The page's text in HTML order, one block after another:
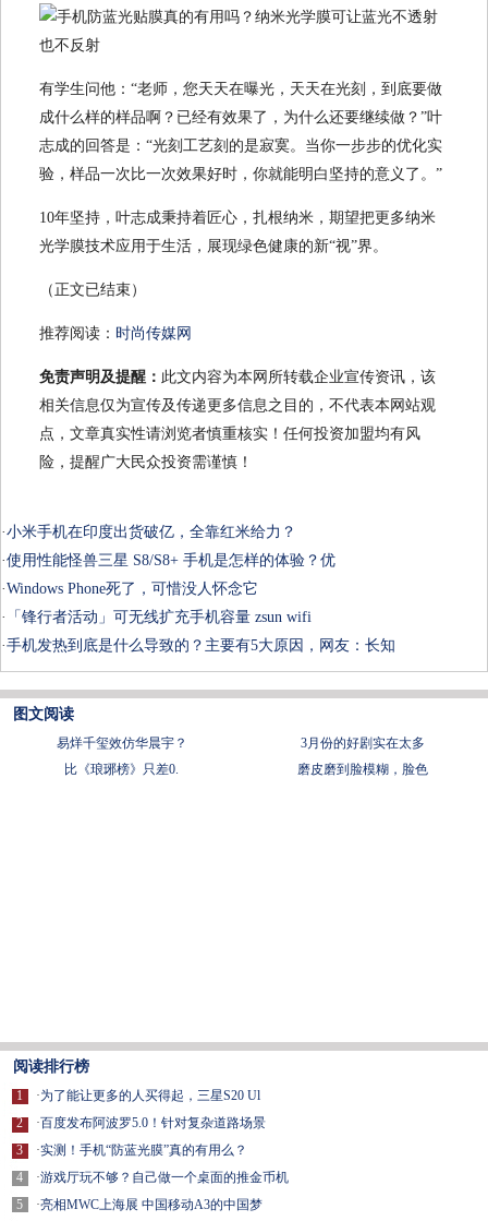
有学生问他：“老师，您天天在曝光，天天在光刻，到底要做
成什么样的样品啊？已经有效果了，为什么还要继续做？”叶
志成的回答是：“光刻工艺刻的是寂寞。当你一步步的优化实
验，样品一次比一次效果好时，你就能明白坚持的意义了。”
10年坚持，叶志成秉持着匠心，扎根纳米，期望把更多纳米
光学膜技术应用于生活，展现绿色健康的新“视”界。
（正文已结束）
推荐阅读： 时尚传媒网
免责声明及提醒： 此文内容为本网所转载企业宣传资讯，该
相关信息仅为宣传及传递更多信息之目的，不代表本网站观
点，文章真实性请浏览者慎重核实！任何投资加盟均有风
险，提醒广大民众投资需谨慎！
·小米手机在印度出货破亿，全靠红米给力？
·使用性能怪兽三星 S8/S8+ 手机是怎样的体验？优
·Windows Phone死了，可惜没人怀念它
·
「锋行者活动」可无线扩充手机容量 zsun wifi
·手机发热到底是什么导致的？主要有5大原因，网友：长知
图文阅读
易烊千玺效仿华晨宇？
3月份的好剧实在太多
比《琅琊榜》只差0.
磨皮磨到脸模糊，脸色
阅读排行榜
1
2
3
4
5
·为了能让更多的人买得起，三星S20 Ul
·百度发布阿波罗5.0！针对复杂道路场景
·实测！手机“防蓝光膜”真的有用么？
·游戏厅玩不够？自己做一个桌面的推金币机
·亮相MWC上海展 中国移动A3的中国梦